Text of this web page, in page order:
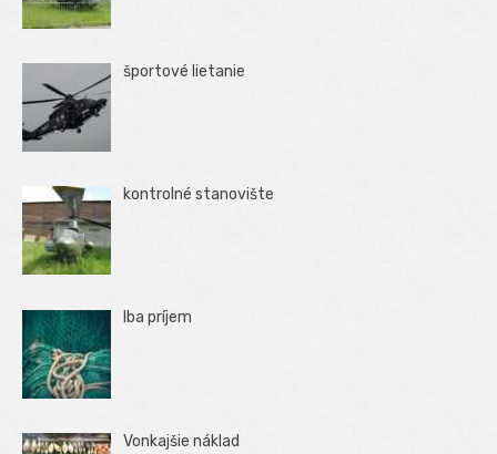
športové lietanie
kontrolné stanovište
Iba príjem
Vonkajšie náklad